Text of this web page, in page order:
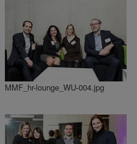
MMF_hr-lounge_WU-004.jpg